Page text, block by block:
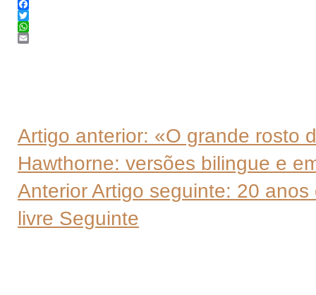
Facebook
Twitter
WhatsApp
Artigo anterior: «O grande rosto
Hawthorne: versões bilingue e
AnteriorArtigo seguinte: 20
livre Seguinte